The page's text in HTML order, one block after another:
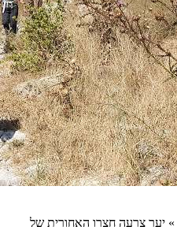
» יער צרעה חצרו האחורית של